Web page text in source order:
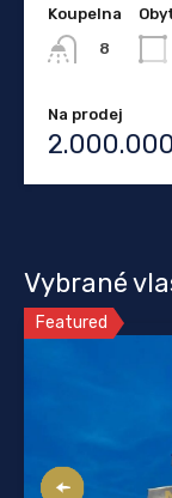
Koupelna
8
Na prodej
Vybrané
Featured